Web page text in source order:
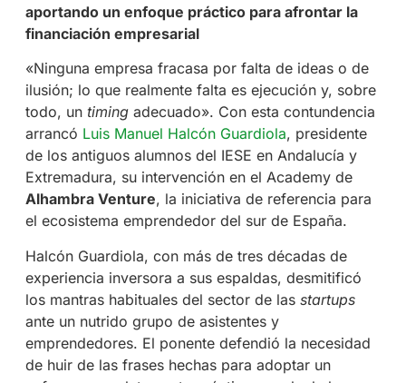
aportando un enfoque práctico para afrontar la
financiación empresarial
«Ninguna empresa fracasa por falta de ideas o de
ilusión; lo que realmente falta es ejecución y, sobre
todo, un timingadecuado». Con esta contundencia
arrancó Luis Manuel Halcón Guardiola, presidente
de los antiguos alumnos del IESE en Andalucía y
Extremadura, su intervención en el Academy de
Alhambra Venture, la iniciativa de referencia para
el ecosistema emprendedor del sur de España.
Halcón Guardiola, con más de tres décadas de
experiencia inversora a sus espaldas, desmitificó
los mantras habituales del sector de las startups
ante un nutrido grupo de asistentes y
emprendedores. El ponente defendió la necesidad
de huir de las frases hechas para adoptar un